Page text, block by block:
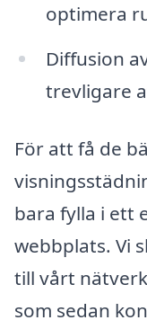
optimera
Diffusion
trevligare
För att få de
bara fylla i ett
webbplats. Vi
till vårt
som sedan